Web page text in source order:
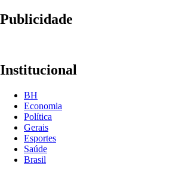
Publicidade
Institucional
BH
Economia
Política
Gerais
Esportes
Saúde
Brasil